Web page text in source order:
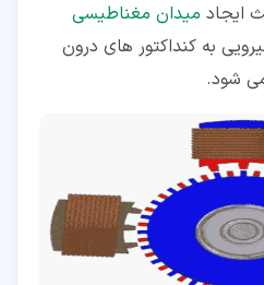
ایجاد میدان مغناطیسی
به کنداکتور های درون
شود.